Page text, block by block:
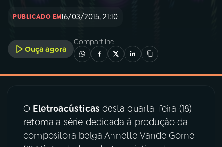
02A RÁDIO
04PROGRAMAS
PUBLICADO EM16/03/2015, 21:10
Ouça agora
Compartilhe
O Eletroacústicas desta quarta-feira (18)
retoma a série dedicada à produção da
compositora belga Annette Vande Gorne